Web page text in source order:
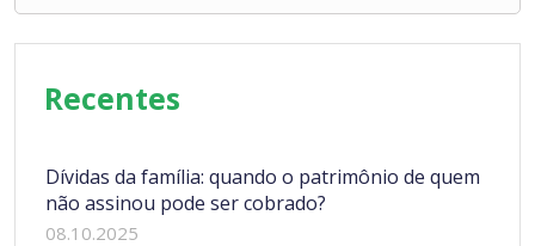
Recentes
Dívidas da família: quando o patrimônio de quem
não assinou pode ser cobrado?
08.10.2025